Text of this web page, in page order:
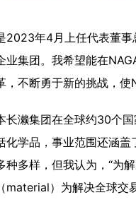
2023年4月上任代表董事
业集团。我希望能在
，不断勇于新的挑战，
长濑集团在全球约30个
化学品，事业范围还涵
种多样，但我认为，“为
material）为解决全球交